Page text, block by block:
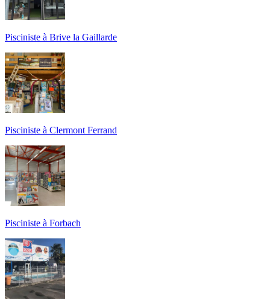
Pisciniste à Brive la Gaillarde
Pisciniste à Clermont Ferrand
Pisciniste à Forbach